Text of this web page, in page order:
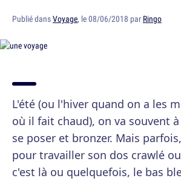
Publié dansVoyage, le 08/06/2018 par Ringo
L'été (ou l'hiver quand on a les
où il fait chaud), on va souvent
se poser et bronzer. Mais
pour travailler son dos crawlé
c'est là ou quelquefois, le bas